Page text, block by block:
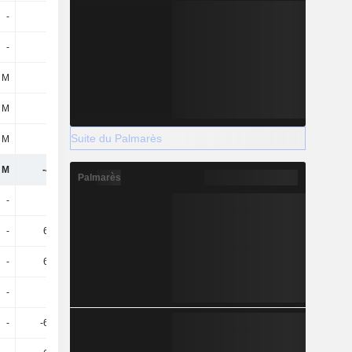
-
-
3 M -578 M
-415 M -1,51 Md
-
- 6,92 M
- 6,92 M
-
- -6,06 M
Suite du Palmarès
Palmarès